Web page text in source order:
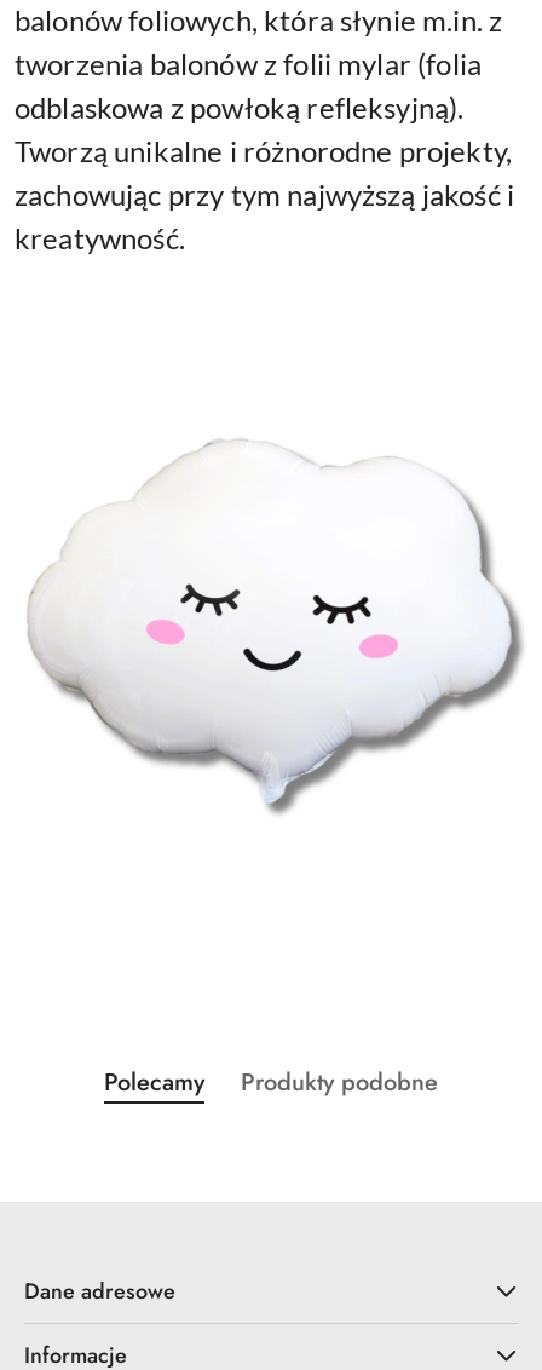
balonów foliowych, która słynie m.in. z
tworzenia balonów z folii mylar (folia
odblaskowa z powłoką refleksyjną).
Tworzą unikalne i różnorodne projekty,
zachowując przy tym najwyższą jakość i
kreatywność.
Pomiń karuzelę produktów
Produkty
o
Polecamy
Produkty
Produkty podobne
Dane adresowe
Informacje